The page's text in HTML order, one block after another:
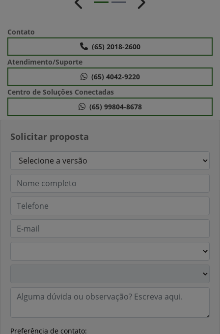
Solicitar proposta
Preferência de contato:
Anterior Próximo
Contato
(65) 2018-2600
Atendimento/Suporte
(65) 4042-9220
Centro de Soluções Conectadas
(65) 99804-8678